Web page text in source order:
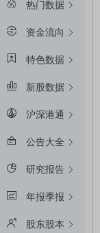
热门数据
资金流向
特色数据
新股数据
沪深港通
公告大全
研究报告
年报季报
股东股本